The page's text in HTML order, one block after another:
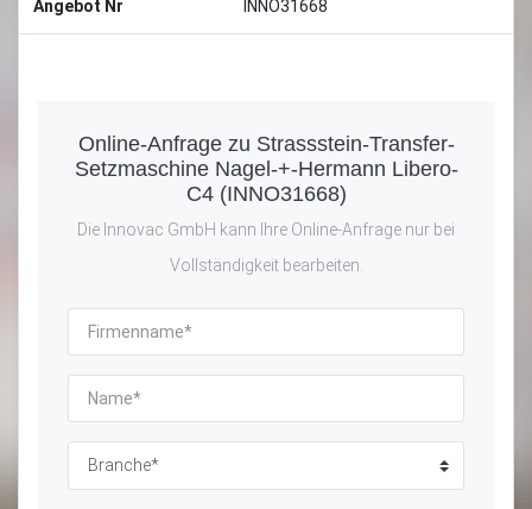
Angebot Nr INNO31668
Online-Anfrage zu Strassstein-Transfer-
Setzmaschine Nagel-+-Hermann Libero-
C4 (INNO31668)
Die Innovac GmbH kann Ihre Online-Anfrage nur bei
Vollständigkeit bearbeiten.